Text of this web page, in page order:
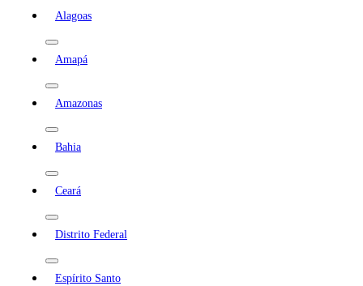
Alagoas
Amapá
Amazonas
Bahia
Ceará
Distrito Federal
Espírito Santo